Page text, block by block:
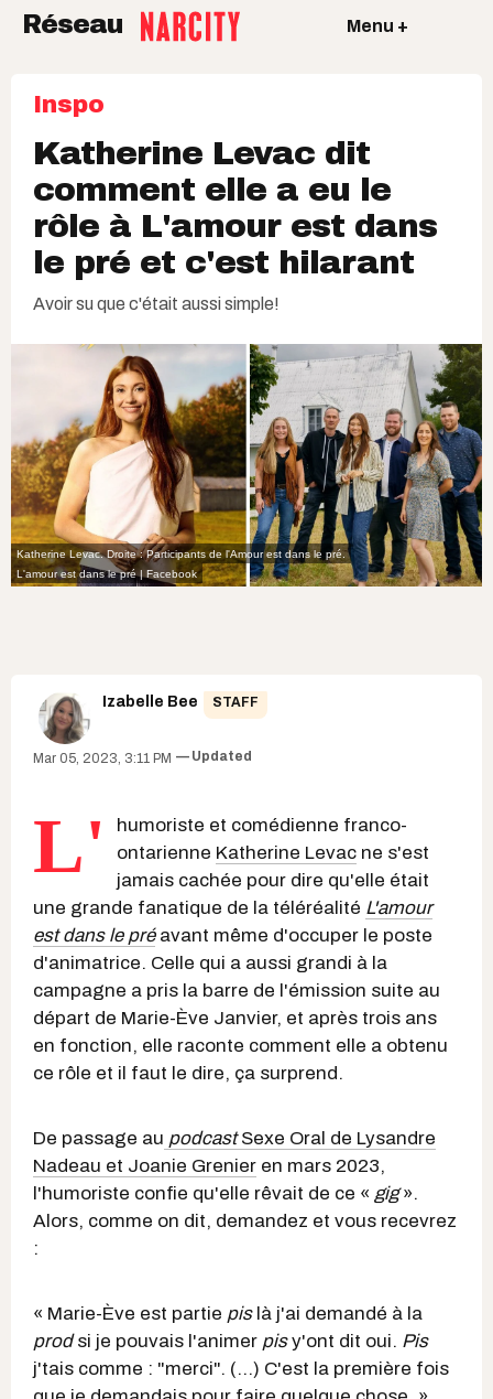
Réseau Menu +
Inspo
Katherine Levac dit
comment elle a eu le
rôle à L'amour est dans
le pré et c'est hilarant
Avoir su que c'était aussi simple!
Katherine Levac. Droite : Participants de l'Amour est dans le pré.
L'amour est dans le pré | Facebook
Izabelle Bee STAFF
Mar 05, 2023, 3:11 PM Updated
L'
humoriste et comédienne franco-
ontarienne Katherine Levac ne s'est
jamais cachée pour dire qu'elle était
une grande fanatique de la téléréalité L'amour
est dans le préavant même d'occuper le poste
d'animatrice. Celle qui a aussi grandi à la
campagne a pris la barre de l'émission suite au
départ de Marie-Ève Janvier, et après trois ans
en fonction, elle raconte comment elle a obtenu
ce rôle et il faut le dire, ça surprend.
De passage au podcastSexe Oral de Lysandre
Nadeau et Joanie Grenier en mars 2023,
l'humoriste confie qu'elle rêvait de ce « gig».
Alors, comme on dit, demandez et vous recevrez
:
« Marie-Ève est partie pis là j'ai demandé à la
prodsi je pouvais l'animer pisy'ont dit oui. Pis
j'tais comme : "merci". (...) C'est la première fois